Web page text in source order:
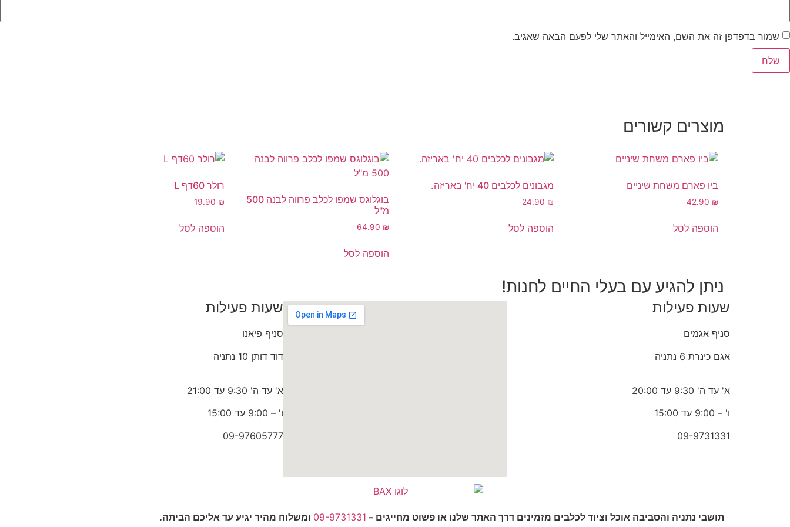
שמור בדפדפן זה את השם, האימייל והאתר שלי לפעם הבאה שאגיב.
מוצרים קשורים
ביו פארם משחת שיניים
42.90 ₪
הוספה לסל
מגבונים לכלבים 40 יח' באריזה.
24.90 ₪
הוספה לסל
בוגלוגס שמפו לכלב פרווה לבנה 500
מ"ל
64.90 ₪
הוספה לסל
רולר 60דף L
19.90 ₪
הוספה לסל
ניתן להגיע עם בעלי החיים לחנות!
שעות פעילות
סניף אגמים
אגם כינרת 6 נתניה
א' עד ה' 9:30 עד 20:00
ו' – 9:00 עד 15:00
09-9731331
שעות פעילות
סניף פיאנו
דוד דותן 10 נתניה
א' עד ה' 9:30 עד 21:00
ו' – 9:00 עד 15:00
09-97605777
תושבי נתניה והסביבה אוכל וציוד לכלבים מזמינים דרך האתר שלנו או פשוט מחייגים – 09-9731331 ומשלוח מהיר יגיע עד אליכם הביתה.